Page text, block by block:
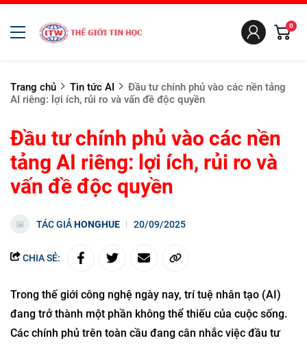
0
Trang chủ Tin tức AI
Đầu tư chính phủ vào các nền tảng
AI riêng: lợi ích, rủi ro và vấn đề độc quyền
Đầu tư chính phủ vào các nền
tảng AI riêng: lợi ích, rủi ro và
vấn đề độc quyền
TÁC GIẢHONGHUE 20/09/2025
CHIA SẺ:
Trong thế giới công nghệ ngày nay, trí tuệ nhân tạo (AI)
đang trở thành một phần không thể thiếu của cuộc sống.
Các chính phủ trên toàn cầu đang cân nhắc việc đầu tư